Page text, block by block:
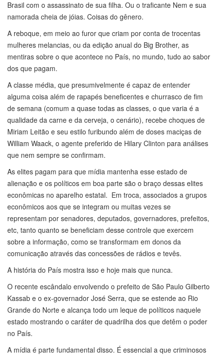
Brasil com o assassinato de sua filha. Ou o traficante Nem e sua
namorada cheia de jóias. Coisas do gênero.
A reboque, em meio ao furor que criam por conta de trocentas
mulheres melancias, ou da edição anual do Big Brother, as
mentiras sobre o que acontece no País, no mundo, tudo ao sabor
dos que pagam.
A classe média, que presumivelmente é capaz de entender
alguma coisa além de rapapés beneficentes e churrasco de fim
de semana (comum a quase todas as classes, o que varia é a
qualidade da carne e da cerveja, o cenário), recebe choques de
Miriam Leitão e seu estilo furibundo além de doses maciças de
William Waack, o agente preferido de Hilary Clinton para análises
que nem sempre se confirmam.
As elites pagam para que mídia mantenha esse estado de
alienação e os políticos em boa parte são o braço dessas elites
econômicas no aparelho estatal. Em troca, associados a grupos
econômicos aos que se integram ou muitas vezes se
representam por senadores, deputados, governadores, prefeitos,
etc, tanto quanto se beneficiam desse controle que exercem
sobre a informação, como se transformam em donos da
comunicação através das concessões de rádios e tevês.
A história do País mostra isso e hoje mais que nunca.
O recente escândalo envolvendo o prefeito de São Paulo Gilberto
Kassab e o ex-governador José Serra, que se estende ao Rio
Grande do Norte e alcança todo um leque de políticos naquele
estado mostrando o caráter de quadrilha dos que detêm o poder
no País.
A mídia é parte fundamental disso. É essencial a que criminosos